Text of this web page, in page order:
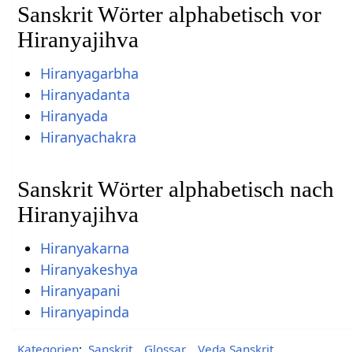
Sanskrit Wörter alphabetisch vor
Hiranyajihva
Hiranyagarbha
Hiranyadanta
Hiranyada
Hiranyachakra
Sanskrit Wörter alphabetisch nach
Hiranyajihva
Hiranyakarna
Hiranyakeshya
Hiranyapani
Hiranyapinda